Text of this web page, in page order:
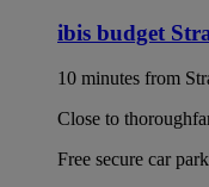
ibis budget
10 minutes from
Close to
Free secure car park